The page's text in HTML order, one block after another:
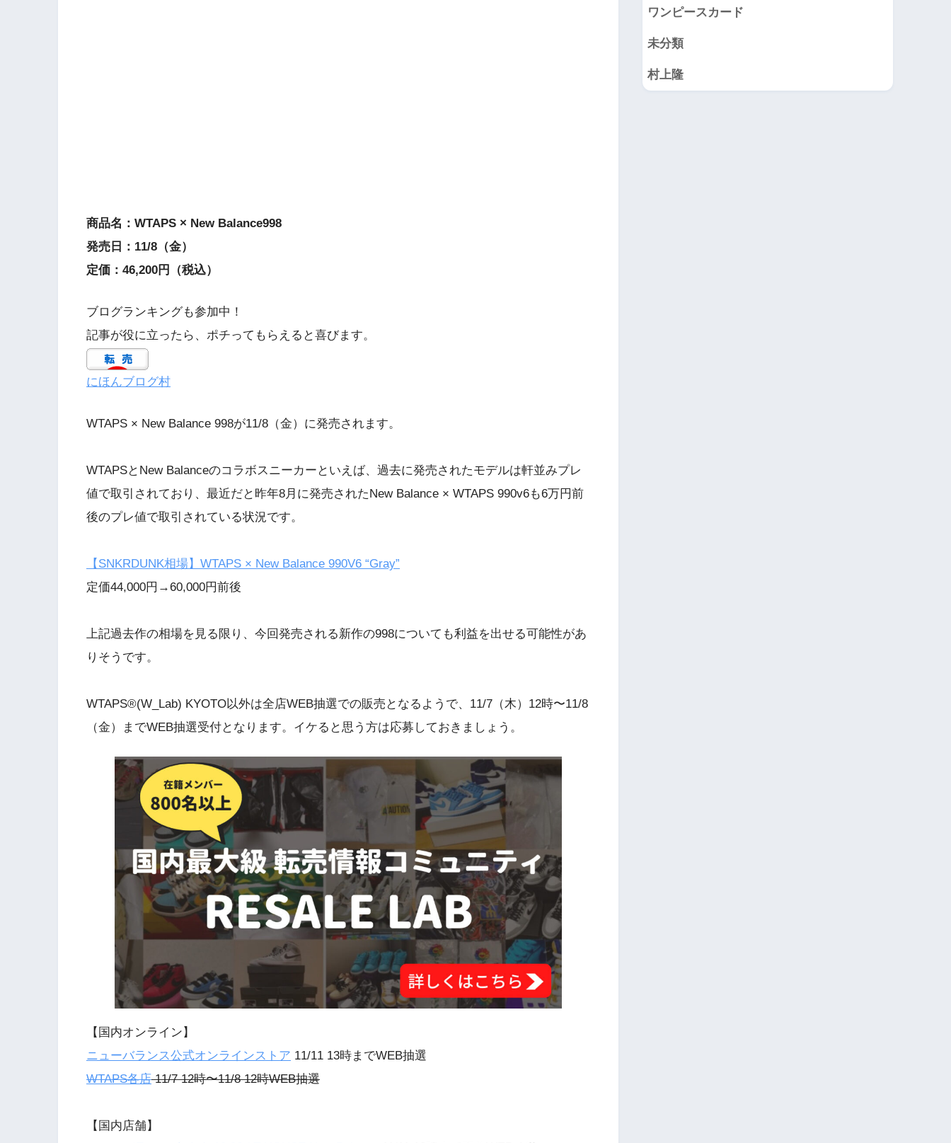
商品名：WTAPS × New Balance998
発売日：11/8（金）
定価：46,200円（税込）
ブログランキングも参加中！
記事が役に立ったら、ポチってもらえると喜びます。
にほんブログ村
WTAPS × New Balance 998が11/8（金）に発売されます。
WTAPSとNew Balanceのコラボスニーカーといえば、過去に発売されたモデルは軒並みプレ
値で取引されており、最近だと昨年8月に発売されたNew Balance × WTAPS 990v6も6万円前
後のプレ値で取引されている状況です。
【SNKRDUNK相場】WTAPS × New Balance 990V6 “Gray”
定価44,000円→60,000円前後
上記過去作の相場を見る限り、今回発売される新作の998についても利益を出せる可能性があ
りそうです。
WTAPS®(W_Lab) KYOTO以外は全店WEB抽選での販売となるようで、11/7（木）12時〜11/8
（金）までWEB抽選受付となります。イケると思う方は応募しておきましょう。
【国内オンライン】
ニューバランス公式オンラインストア 11/11 13時までWEB抽選
WTAPS各店11/7 12時〜11/8 12時WEB抽選
【国内店舗】
ワンピースカード
未分類
村上隆